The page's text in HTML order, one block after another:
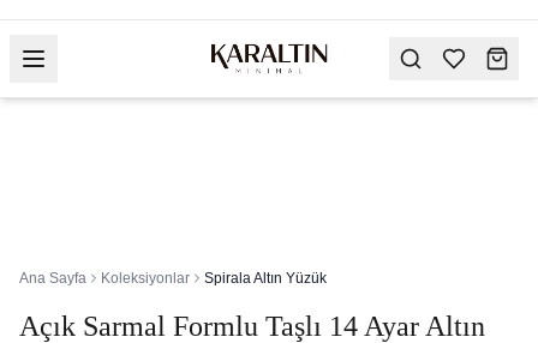
Ana Sayfa Koleksiyonlar Spirala Altın Yüzük
Açık Sarmal Formlu Taşlı 14 Ayar Altın